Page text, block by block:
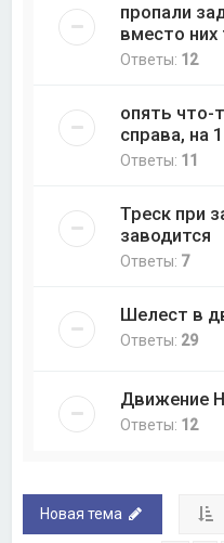
пропали
вместо них
Ответы: 12
опять что-
справа, на
Ответы: 11
Треск при
заводится
Ответы: 7
Шелест в
Ответы: 29
Движение
Ответы: 12
Новая тема